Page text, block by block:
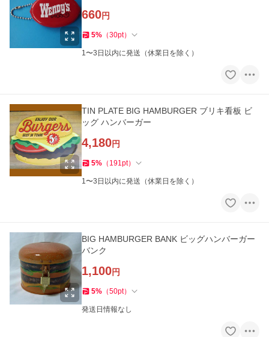
660円
5% （30pt）
1〜3日以内に発送（休業日を除く）
TIN PLATE BIG HAMBURGER ブリキ看板 ビ
ッグ ハンバーガー
4,180円
5% （ 191pt）
1〜3日以内に発送（休業日を除く）
BIG HAMBURGER BANK ビッグハンバーガー
バンク
1,100円
5% （50pt）
発送日情報なし